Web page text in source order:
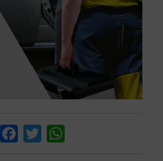
Facebook
Twitter